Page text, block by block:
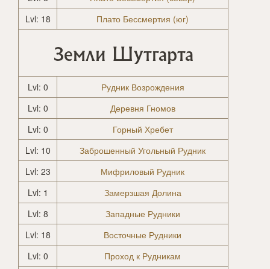
Lvl: 18
Плато Бессмертия (юг)
Земли Шутгарта
Lvl: 0
Рудник Возрождения
Lvl: 0
Деревня Гномов
Lvl: 0
Горный Хребет
Lvl: 10
Заброшенный Угольный Рудник
Lvl: 23
Мифриловый Рудник
Lvl: 1
Замерзшая Долина
Lvl: 8
Западные Рудники
Lvl: 18
Восточные Рудники
Lvl: 0
Проход к Рудникам